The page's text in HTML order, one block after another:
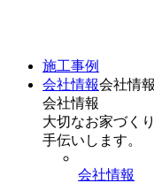
施工事例
会社情報会社情報
会社情報
大切なお家づく
手伝いします。
会社情報